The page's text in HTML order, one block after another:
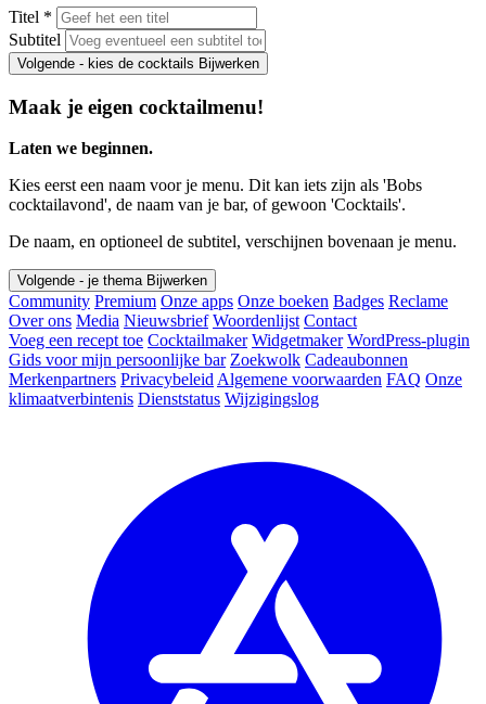
Titel *
Subtitel
Volgende - kies de cocktails Bijwerken
Maak je eigen cocktailmenu!
Laten we beginnen.
Kies eerst een naam voor je menu. Dit kan iets zijn als 'Bobs
cocktailavond', de naam van je bar, of gewoon 'Cocktails'.
De naam, en optioneel de subtitel, verschijnen bovenaan je menu.
Volgende - je thema Bijwerken
Community Premium Onze apps Onze boeken Badges Reclame
Over ons Media Nieuwsbrief Woordenlijst Contact
Voeg een recept toe Cocktailmaker Widgetmaker WordPress-plugin
Gids voor mijn persoonlijke bar Zoekwolk Cadeaubonnen
Merkenpartners Privacybeleid Algemene voorwaarden FAQ Onze
klimaatverbintenis Dienststatus Wijzigingslog